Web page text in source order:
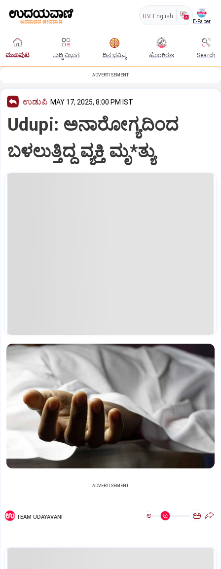
UV English
E-Paper
ಮುಖಪುಟ ಸುದ್ದಿ ವಿಭಾಗ ದಿನ ಭವಿಷ್ಯ ಹೊಂಗಿರಣ Search
ADVERTISEMENT
ಉಡುಪಿ MAY 17, 2025, 8:00 PM IST
Udupi: ಅನಾರೋಗ್ಯದಿಂದ
ಬಳಲುತ್ತಿದ್ದ ವ್ಯಕ್ತಿ ಮೃ*ತ್ಯು
ADVERTISEMENT
TEAM UDAYAVANI ಅ ಅ